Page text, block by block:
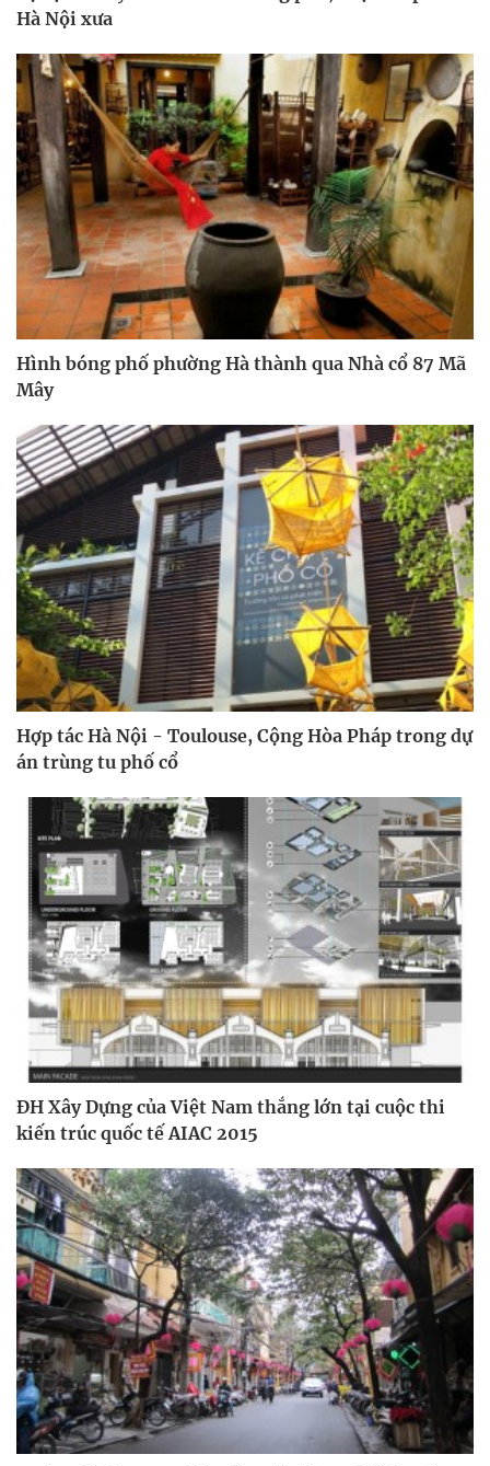
Hà Nội xưa
Hình bóng phố phường Hà thành qua Nhà cổ 87 Mã
Mây
Hợp tác Hà Nội - Toulouse, Cộng Hòa Pháp trong dự
án trùng tu phố cổ
ĐH Xây Dựng của Việt Nam thắng lớn tại cuộc thi
kiến trúc quốc tế AIAC 2015